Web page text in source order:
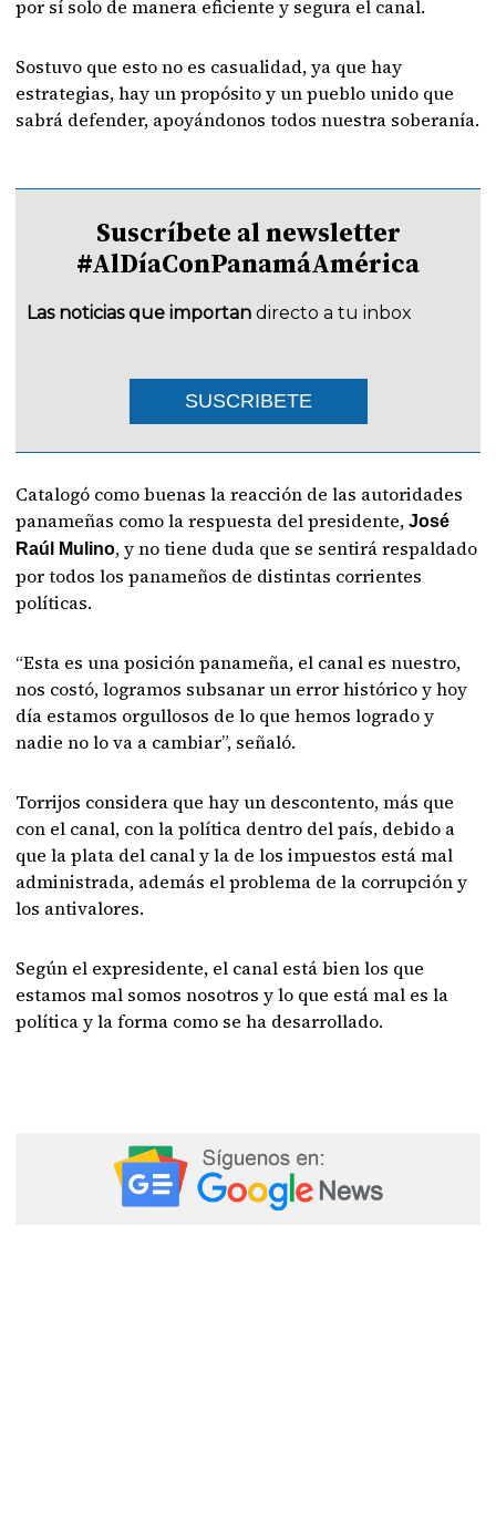
por sí solo de manera eficiente y segura el canal.
Sostuvo que esto no es casualidad, ya que hay
estrategias, hay un propósito y un pueblo unido que
sabrá defender, apoyándonos todos nuestra soberanía.
Suscríbete al newsletter
#AlDíaConPanamáAmérica
Las noticias que importan directo a tu inbox
SUSCRIBETE
Catalogó como buenas la reacción de las autoridades
panameñas como la respuesta del presidente,José
Raúl Mulino, y no tiene duda que se sentirá respaldado
por todos los panameños de distintas corrientes
políticas.
“Esta es una posición panameña, el canal es nuestro,
nos costó, logramos subsanar un error histórico y hoy
día estamos orgullosos de lo que hemos logrado y
nadie no lo va a cambiar”, señaló.
Torrijos considera que hay un descontento, más que
con el canal, con la política dentro del país, debido a
que la plata del canal y la de los impuestos está mal
administrada, además el problema de la corrupción y
los antivalores.
Según el expresidente, el canal está bien los que
estamos mal somos nosotros y lo que está mal es la
política y la forma como se ha desarrollado.